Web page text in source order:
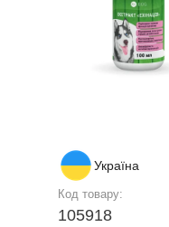
Україна
Код товару:
105918